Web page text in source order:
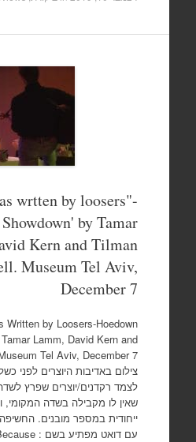
wrtten by loosers"-
by Tamar
Kern and Tilman
Museum Tel Aviv,
December 7
Written by Loosers-Hoedown
Lamm, David Kern and
Tel Aviv, December 7
צילום באדיבות היוצרים לפני
לצמד רקדנים/יוצרים שפרץ
שאין לו מקבילה בשדה המקומי,
ייחודית במספר מובנים.
עם דואט מפתיע בשם : Because…